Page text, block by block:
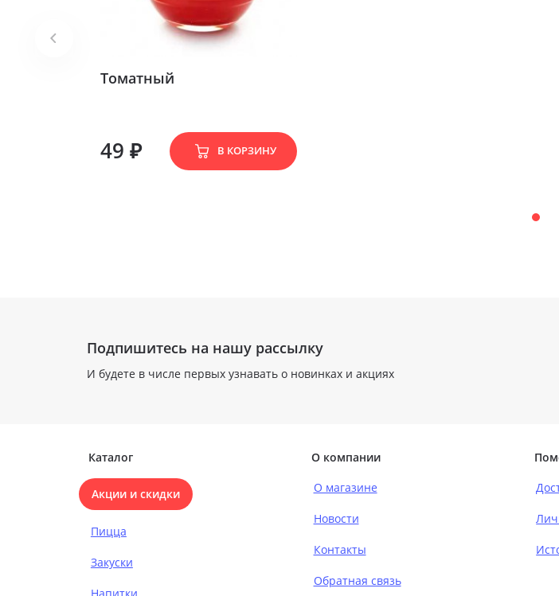
Томатный
49 ₽ В КОРЗИНУ
Подпишитесь на нашу рассылку
И будете в числе первых узнавать о новинках и акциях
Каталог
Акции и скидки
Пицца
Закуски
О компании
О магазине
Новости
Контакты
Обратная связь